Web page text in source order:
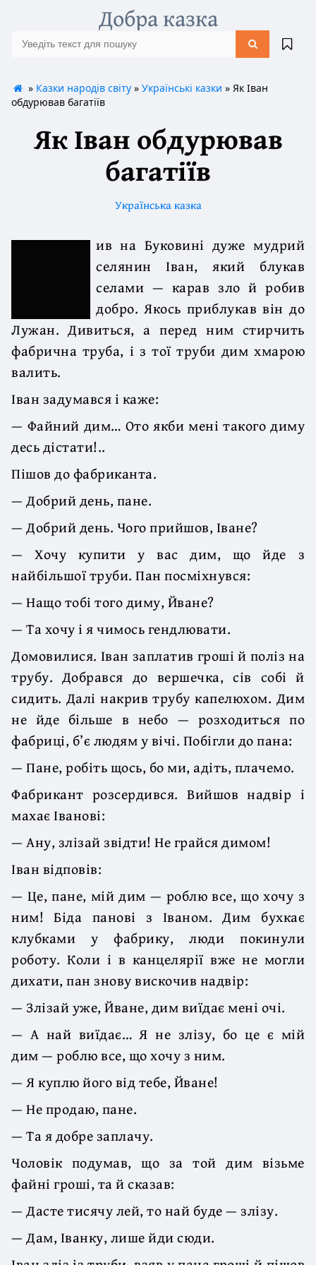
Добра казка
» Казки народів світу» Українські казки » Як Іван
обдурював багатіїв
Як Іван обдурював
багатіїв
Українська казка
ив на Буковині дуже мудрий
селянин Іван, який блукав
селами — карав зло й робив
добро. Якось приблукав він до
Лужан. Дивиться, а перед ним стирчить
фабрична труба, і з тої труби дим хмарою
валить.
Іван задумався і каже:
— Файний дим… Ото якби мені такого диму
десь дістати!..
Пішов до фабриканта.
— Добрий день, пане.
— Добрий день. Чого прийшов, Іване?
— Хочу купити у вас дим, що йде з
найбільшої труби. Пан посміхнувся:
— Нащо тобі того диму, Йване?
— Та хочу і я чимось гендлювати.
Домовилися. Іван заплатив гроші й поліз на
трубу. Добрався до вершечка, сів собі й
сидить. Далі накрив трубу капелюхом. Дим
не йде більше в небо — розходиться по
фабриці, б’є людям у вічі. Побігли до пана:
— Пане, робіть щось, бо ми, адіть, плачемо.
Фабрикант розсердився. Вийшов надвір і
махає Іванові:
— Ану, злізай звідти! Не грайся димом!
Іван відповів:
— Це, пане, мій дим — роблю все, що хочу з
ним! Біда панові з Іваном. Дим бухкає
клубками у фабрику, люди покинули
роботу. Коли і в канцелярії вже не могли
дихати, пан знову вискочив надвір:
— Злізай уже, Йване, дим виїдає мені очі.
— А най виїдає… Я не злізу, бо це є мій
дим — роблю все, що хочу з ним.
— Я куплю його від тебе, Йване!
— Не продаю, пане.
— Та я добре заплачу.
Чоловік подумав, що за той дим візьме
файні гроші, та й сказав:
— Дасте тисячу лей, то най буде — злізу.
— Дам, Іванку, лише йди сюди.